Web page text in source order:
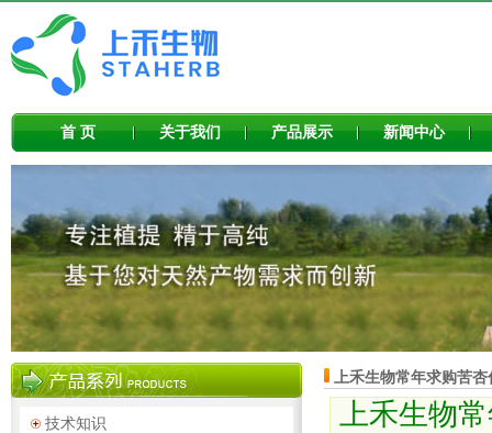
首 页 关于我们 产品展示 新闻中心
技术知识
上禾生物常年求购苦
上禾生物